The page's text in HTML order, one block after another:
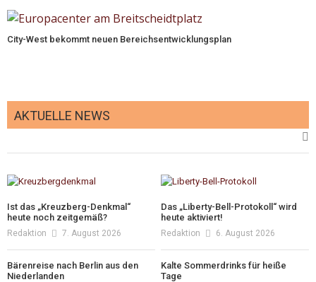
City-West bekommt neuen Bereichsentwicklungsplan
AKTUELLE NEWS
Ist das „Kreuzberg-Denkmal“
heute noch zeitgemäß?
Redaktion 7. August 2026
Das „Liberty-Bell-Protokoll“ wird
heute aktiviert!
Redaktion 6. August 2026
Bärenreise nach Berlin aus den
Niederlanden
Kalte Sommerdrinks für heiße
Tage